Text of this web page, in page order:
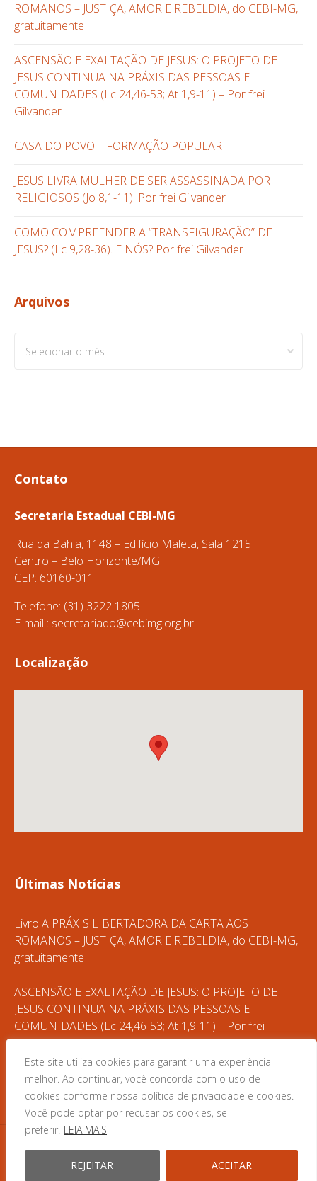
Este site utiliza cookies para garantir uma experiência
melhor. Ao continuar, você concorda com o uso de
cookies conforme nossa política de privacidade e cookies.
Você pode optar por recusar os cookies, se
preferir. LEIA MAIS
REJEITAR ACEITAR
ROMANOS – JUSTIÇA, AMOR E REBELDIA, do CEBI-MG,
gratuitamente
ASCENSÃO E EXALTAÇÃO DE JESUS: O PROJETO DE
JESUS CONTINUA NA PRÁXIS DAS PESSOAS E
COMUNIDADES (Lc 24,46-53; At 1,9-11) – Por frei
Gilvander
CASA DO POVO – FORMAÇÃO POPULAR
JESUS LIVRA MULHER DE SER ASSASSINADA POR
RELIGIOSOS (Jo 8,1-11). Por frei Gilvander
COMO COMPREENDER A “TRANSFIGURAÇÃO” DE
JESUS? (Lc 9,28-36). E NÓS? Por frei Gilvander
Arquivos
Contato
Secretaria Estadual CEBI-MG
Rua da Bahia, 1148 – Edifício Maleta, Sala 1215
Centro – Belo Horizonte/MG
CEP: 60160-011
Telefone: (31) 3222 1805
E-mail : secretariado@cebimg.org.br
Localização
Últimas Notícias
Livro A PRÁXIS LIBERTADORA DA CARTA AOS
ROMANOS – JUSTIÇA, AMOR E REBELDIA, do CEBI-MG,
gratuitamente
ASCENSÃO E EXALTAÇÃO DE JESUS: O PROJETO DE
JESUS CONTINUA NA PRÁXIS DAS PESSOAS E
COMUNIDADES (Lc 24,46-53; At 1,9-11) – Por frei
Gilvander
CASA DO POVO – FORMAÇÃO POPULAR
© 2025 CEBI MG · Desenvolvido por Zwei Arts.